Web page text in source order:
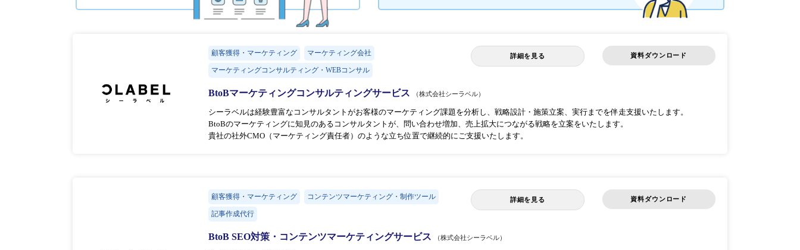
顧客獲得・マーケティング マーケティング会社
マーケティングコンサルティング・WEBコンサル
詳細を見る 資料ダウンロード
BtoBマーケティングコンサルティングサービス （株式会社シーラベル）
シーラベルは経験豊富なコンサルタントがお客様のマーケティング課題を分析し、戦略設計・施策立案、実行までを伴走支援いたします。
BtoBのマーケティングに知見のあるコンサルタントが、問い合わせ増加、売上拡大につながる戦略を立案をいたします。
貴社の社外CMO（マーケティング責任者）のような立ち位置で継続的にご支援いたします。
顧客獲得・マーケティング コンテンツマーケティング・制作ツール
記事作成代行
詳細を見る 資料ダウンロード
BtoB SEO対策・コンテンツマーケティングサービス （株式会社シーラベル）